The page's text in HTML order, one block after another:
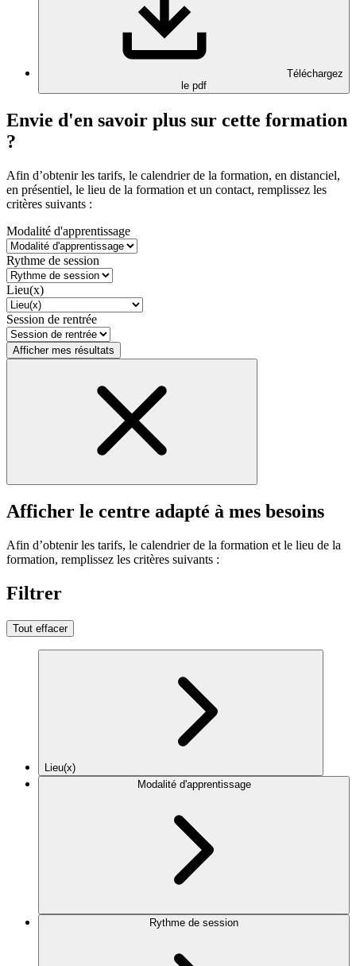
Téléchargez
le pdf
Envie d'en savoir plus sur cette formation
?
Afin d’obtenir les tarifs, le calendrier de la formation, en distanciel,
en présentiel, le lieu de la formation et un contact, remplissez les
critères suivants :
Modalité d'apprentissage
Rythme de session
Lieu(x)
Session de rentrée
Afficher mes résultats
Afficher le centre adapté à mes besoins
Afin d’obtenir les tarifs, le calendrier de la formation et le lieu de la
formation, remplissez les critères suivants :
Filtrer
Tout effacer
Lieu(x)
Modalité d'apprentissage
Rythme de session